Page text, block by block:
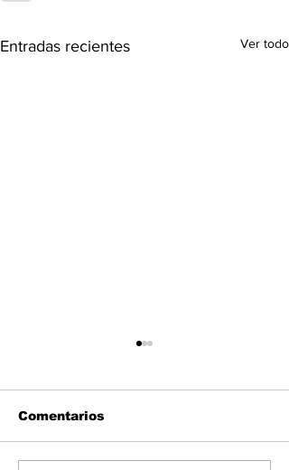
Entradas recientes Ver todo
Comentarios